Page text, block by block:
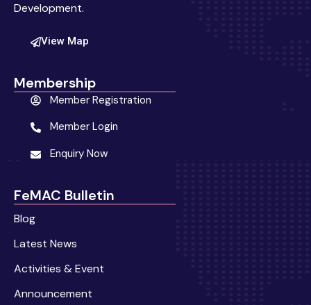
Development.
View Map
Membership
Member Registration
Member Login
Enquiry Now
FeMAC Bulletin
Blog
Latest News
Activities & Event
Announcement